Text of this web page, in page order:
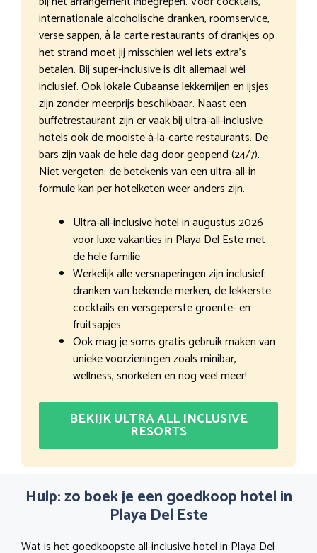
internationale alcoholische dranken, roomservice,
verse sappen, à la carte restaurants of drankjes op
het strand moet jij misschien wel iets extra’s
betalen. Bij super-inclusive is dit allemaal wél
inclusief. Ook lokale Cubaanse lekkernijen en ijsjes
zijn zonder meerprijs beschikbaar. Naast een
buffetrestaurant zijn er vaak bij ultra-all-inclusive
hotels ook de mooiste à-la-carte restaurants. De
bars zijn vaak de hele dag door geopend (24/7).
Niet vergeten: de betekenis van een ultra-all-in
formule kan per hotelketen weer anders zijn.
Ultra-all-inclusive hotel in augustus 2026
voor luxe vakanties in Playa Del Este met
de hele familie
Werkelijk alle versnaperingen zijn inclusief:
dranken van bekende merken, de lekkerste
cocktails en versgeperste groente- en
fruitsapjes
Ook mag je soms gratis gebruik maken van
unieke voorzieningen zoals minibar,
wellness, snorkelen en nog veel meer!
BEKIJK ULTRA ALL INCLUSIVE
RESORTS
Hulp: zo boek je een goedkoop hotel in
Playa Del Este
Wat is het goedkoopste all-inclusive hotel in Playa Del